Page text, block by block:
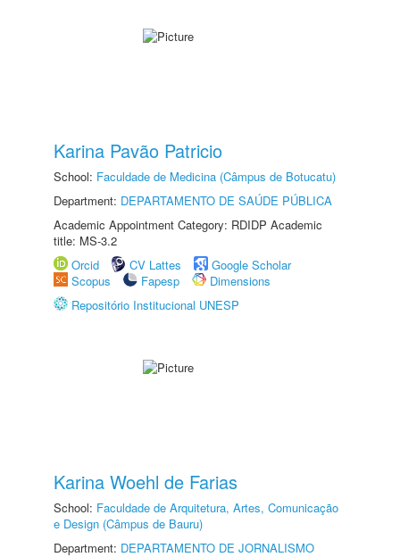
Karina Pavão Patricio
School: Faculdade de Medicina (Câmpus de Botucatu)
Department: DEPARTAMENTO DE SAÚDE PÚBLICA
Academic Appointment Category: RDIDP Academic
title: MS-3.2
Orcid
CV Lattes
Google Scholar
Scopus
Fapesp
Dimensions
Repositório Institucional UNESP
Karina Woehl de Farias
School: Faculdade de Arquitetura, Artes, Comunicação
e Design (Câmpus de Bauru)
Department: DEPARTAMENTO DE JORNALISMO